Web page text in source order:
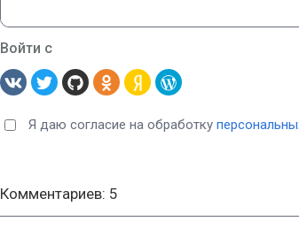
Войти с
Я даю согласие на обработку
Комментариев: 5